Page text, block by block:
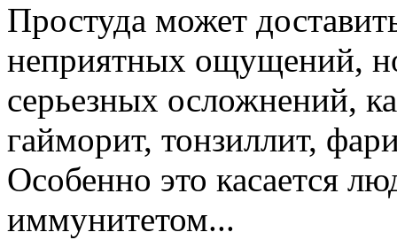
Простуда может
неприятных ощущений,
серьезных осложнений,
гайморит, тонзиллит,
Особенно это касается
иммунитетом...